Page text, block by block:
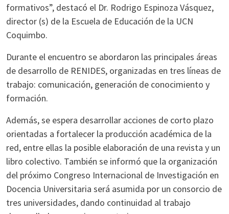
formativos”, destacó el Dr. Rodrigo Espinoza Vásquez,
director (s) de la Escuela de Educación de la UCN
Coquimbo.
Durante el encuentro se abordaron las principales áreas
de desarrollo de RENIDES, organizadas en tres líneas de
trabajo: comunicación, generación de conocimiento y
formación.
Además, se espera desarrollar acciones de corto plazo
orientadas a fortalecer la producción académica de la
red, entre ellas la posible elaboración de una revista y un
libro colectivo. También se informó que la organización
del próximo Congreso Internacional de Investigación en
Docencia Universitaria será asumida por un consorcio de
tres universidades, dando continuidad al trabajo